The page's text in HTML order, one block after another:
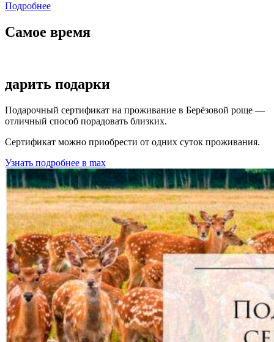
Подробнее
Самое время
дарить подарки
Подарочный сертификат на проживание в Берёзовой роще —
отличный способ порадовать близких.
Сертификат можно приобрести от одних суток проживания.
Узнать подробнее в max